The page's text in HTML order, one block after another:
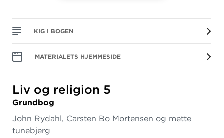
KIG I BOGEN
MATERIALETS HJEMMESIDE
Liv og religion 5
Grundbog
John Rydahl, Carsten Bo Mortensen og mette
tunebjerg